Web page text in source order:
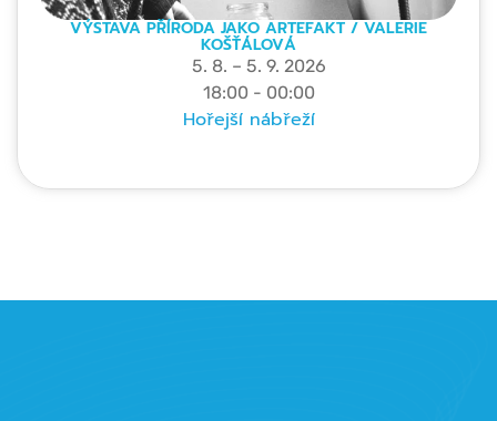
VÝSTAVA PŘÍRODA JAKO ARTEFAKT / VALERIE
KOŠŤÁLOVÁ
5. 8. – 5. 9. 2026
18:00 - 00:00
Hořejší nábřeží